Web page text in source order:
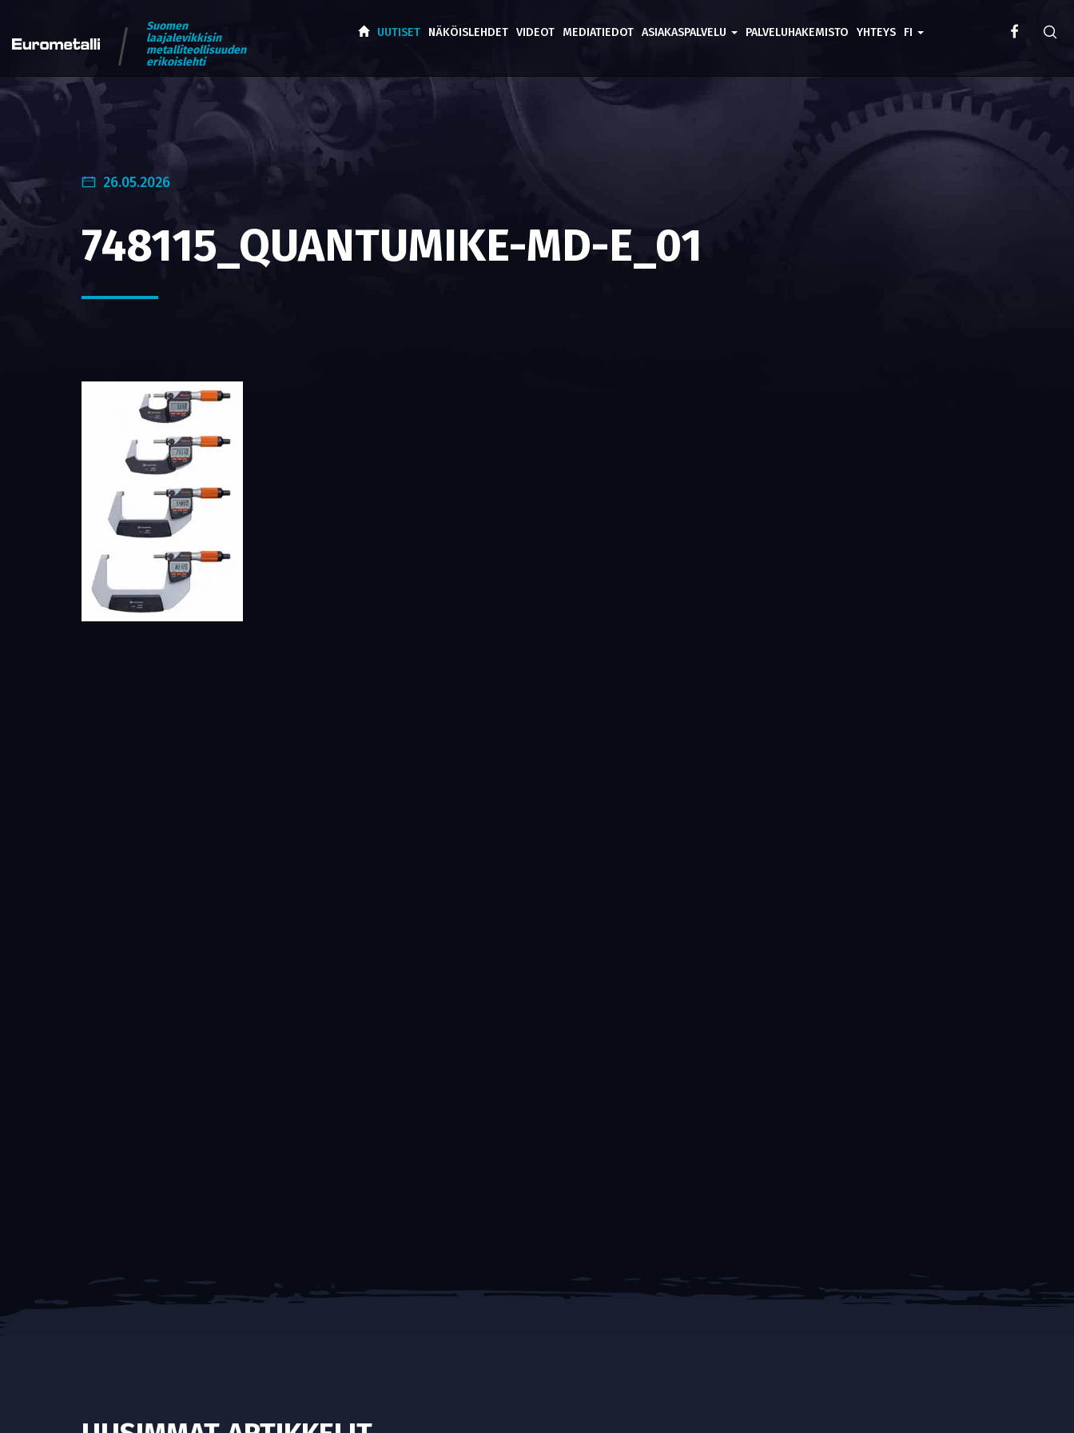
Suomen
laajalevikkisin
metalliteollisuuden
erikoislehti
UUTISET NÄKÖISLEHDET VIDEOT MEDIATIEDOT ASIAKASPALVELU PALVELUHAKEMISTO YHTEYS FI
26.05.2026
748115_QUANTUMIKE-MD-E_01